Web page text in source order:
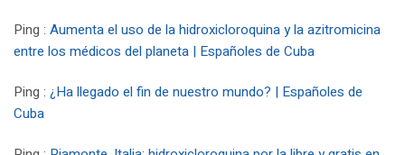
Ping : Aumenta el uso de la hidroxicloroquina y la azitromicina
entre los médicos del planeta | Españoles de Cuba
Ping : ¿Ha llegado el fin de nuestro mundo? | Españoles de
Cuba